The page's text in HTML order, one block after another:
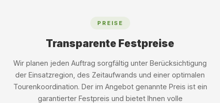
PREISE
Transparente Festpreise
Wir planen jeden Auftrag sorgfältig unter Berücksichtigung
der Einsatzregion, des Zeitaufwands und einer optimalen
Tourenkoordination. Der im Angebot genannte Preis ist ein
garantierter Festpreis und bietet Ihnen volle